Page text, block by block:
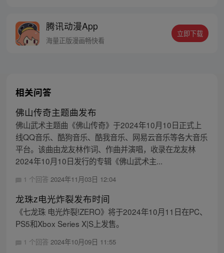
讲台上拿着他情书羞辱的对象，但是这些都
不重要，最重要的是他还记忆起了另外一件
腾讯动漫App
海量正版漫画畅快看
立即下载
相关问答
佛山传奇主题曲发布
佛山武术主题曲《佛山传奇》于2024年10月10日正式上
线QQ音乐、酷狗音乐、酷我音乐、网易云音乐等各大音乐
平台。该曲由龙友林作词、作曲并演唱，收录在龙友林
2024年10月10日发行的专辑《佛山武术主...
1 个回答 2024年11月03日 12:04
龙珠z电光炸裂发布时间
《七龙珠 电光炸裂!ZERO》将于2024年10月11日在PC、
PS5和Xbox Series X|S上发售。
1 个回答 2024年10月09日 11:55